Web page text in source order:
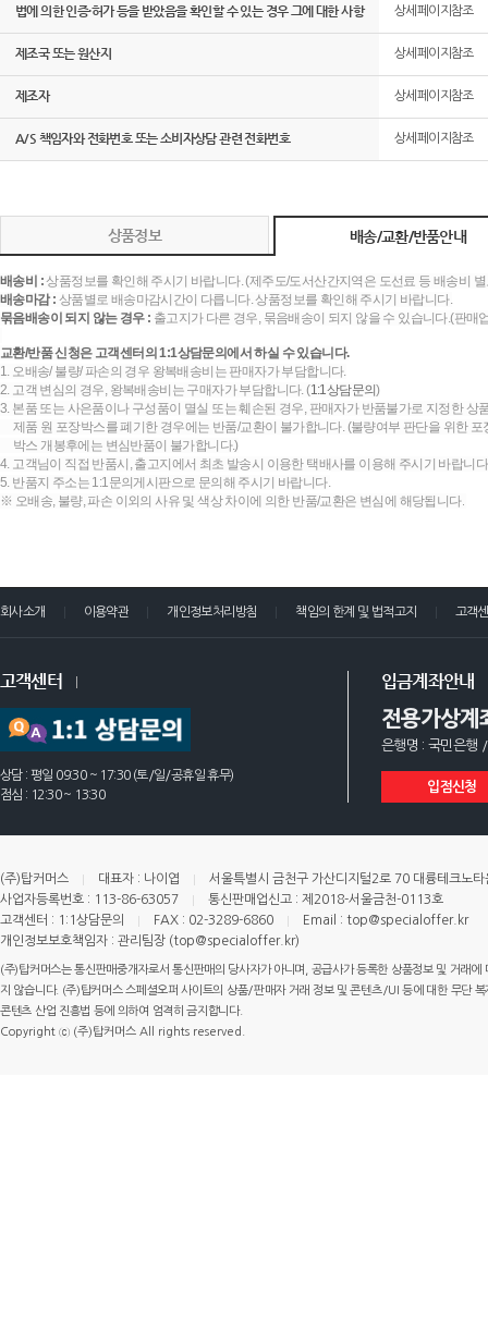
법에 의한 인증·허가 등을 받았음을 확인할 수 있는 경우 그에 대한 사항 상세페이지참조
제조국 또는 원산지 상세페이지참조
제조자 상세페이지참조
A/S 책임자와 전화번호 또는 소비자상담 관련 전화번호 상세페이지참조
상품정보 배송/교환/반품안내
배송비 :상품정보를 확인해 주시기 바랍니다. (제주도/도서산간지역은 도선료 등 배송비
배송마감 : 상품별로 배송마감시간이 다릅니다. 상품정보를 확인해 주시기 바랍니다.
묶음배송이 되지 않는 경우 : 출고지가 다른 경우, 묶음배송이 되지 않을 수 있습니다.(판
교환/반품 신청은 고객센터의 1:1상담문의에서 하실 수 있습니다.
1. 오배송/ 불량/ 파손의 경우 왕복배송비는 판매자가 부담합니다.
2. 고객 변심의 경우, 왕복배송비는 구매자가 부담합니다. (1:1상담문의)
3. 본품 또는 사은품이나 구성품이 멸실 또는 훼손된 경우, 판매자가 반품불가로 지정한 상
제품 원 포장박스를 폐기한 경우에는 반품/교환이 불가합니다. (불량여부 판단을 위한
박스 개봉후에는 변심반품이 불가합니다.)
4. 고객님이 직접 반품시, 출고지에서 최초 발송시 이용한 택배사를 이용해 주시기 바랍니
5. 반품지 주소는 1:1문의게시판으로 문의해 주시기 바랍니다.
※ 오배송, 불량, 파손 이외의 사유 및 색상 차이에 의한 반품/교환은 변심에 해당됩니다.
회사소개 이용약관 개인정보처리방침 책임의 한계 및 법적고지 고객
고객센터
상담 : 평일 09:30 ~ 17:30 (토/일/공휴일 휴무)
점심 : 12:30 ~ 13:30
입금계좌안내
전용가상계
은행명 : 국민은행
입점신청
(주)탑커머스 대표자 : 나이엽
서울특별시 금천구 가산디지털2로 70 대륭테크노
사업자등록번호 : 113-86-63057
통신판매업신고 : 제2018-서울금천-0113호
고객센터 : 1:1상담문의
FAX : 02-3289-6860
Email : top@specialoffer.kr
개인정보보호책임자 : 관리팀장 (top@specialoffer.kr)
(주)탑커머스는 통신판매중개자로서 통신판매의 당사자가 아니며, 공급사가 등록한 상품정보 및 거래
지 않습니다. (주)탑커머스 스페셜오퍼 사이트의 상품/판매자 거래 정보 및 콘텐츠/UI 등에 대한 무단
콘텐츠 산업 진흥법 등에 의하여 엄격히 금지합니다.
Copyright ⓒ (주)탑커머스 All rights reserved.